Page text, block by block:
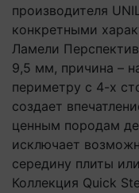
Посмотреть все
производителя
конкретными
Ламели
9,5 мм, причина –
периметру с 4-х
создает
ценным породам
исключает
середину плиты
Коллекция Quick